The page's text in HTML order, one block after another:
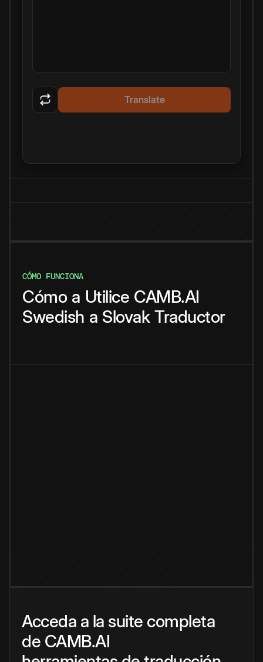
Translate
CÓMO FUNCIONA
Cómo a Utilice CAMB.AI
Swedish a Slovak Traductor
Acceda a la suite completa
de CAMB.AI